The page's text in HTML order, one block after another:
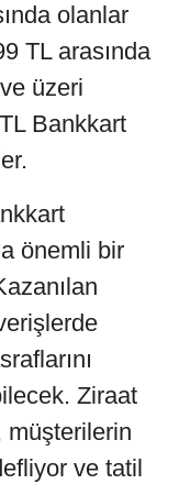
olanlar
TL arasında
üzeri
Bankkart
önemli bir
Ziraat
müşterilerin
ve tatil